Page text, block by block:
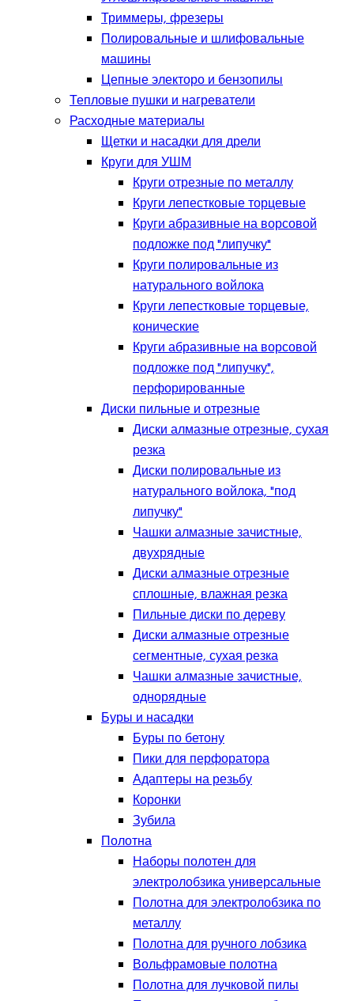
Триммеры, фрезеры
Полировальные и шлифовальные
машины
Цепные электоро и бензопилы
Тепловые пушки и нагреватели
Расходные материалы
Щетки и насадки для дрели
Круги для УШМ
Круги отрезные по металлу
Круги лепестковые торцевые
Круги абразивные на ворсовой
подложке под "липучку"
Круги полировальные из
натурального войлока
Круги лепестковые торцевые,
конические
Круги абразивные на ворсовой
подложке под "липучку",
перфорированные
Диски пильные и отрезные
Диски алмазные отрезные, сухая
резка
Диски полировальные из
натурального войлока, "под
липучку"
Чашки алмазные зачистные,
двухрядные
Диски алмазные отрезные
сплошные, влажная резка
Пильные диски по дереву
Диски алмазные отрезные
сегментные, сухая резка
Чашки алмазные зачистные,
однорядные
Буры и насадки
Буры по бетону
Пики для перфоратора
Адаптеры на резьбу
Коронки
Зубила
Полотна
Наборы полотен для
электролобзика универсальные
Полотна для электролобзика по
металлу
Полотна для ручного лобзика
Вольфрамовые полотна
Полотна для лучковой пилы